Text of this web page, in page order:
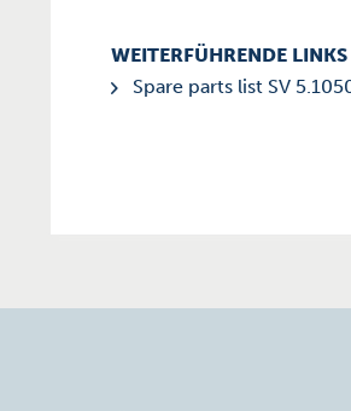
WEITERFÜHRENDE
Spare parts list SV